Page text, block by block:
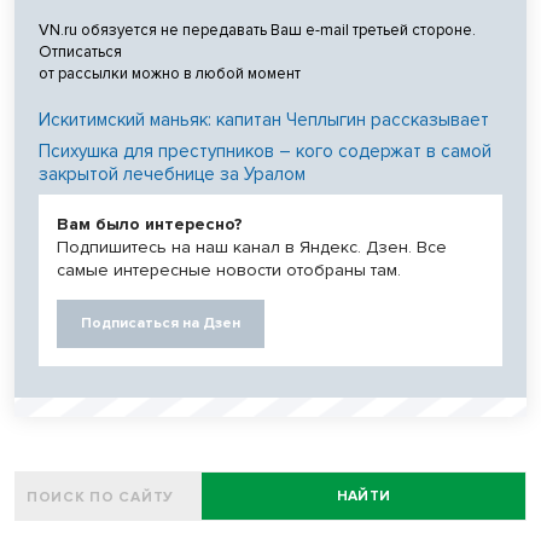
VN.ru обязуется не передавать Ваш e-mail третьей стороне.
Отписаться
от рассылки можно в любой момент
Искитимский маньяк: капитан Чеплыгин рассказывает
Психушка для преступников – кого содержат в самой
закрытой лечебнице за Уралом
Вам было интересно?
Подпишитесь на наш канал в Яндекс. Дзен. Все
самые интересные новости отобраны там.
Подписаться на Дзен
НАЙТИ